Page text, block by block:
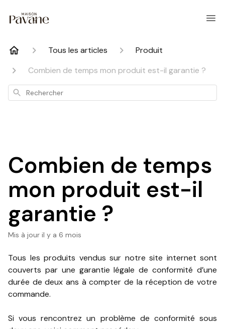
Tous les articles
Produit
Combien de temps mon produit est-il garantie ?
Rechercher
Combien de temps
mon produit est-il
garantie ?
Mis à jour il y a 6 mois
Tous les produits vendus sur notre site internet sont
couverts par une garantie légale de conformité d’une
durée de deux ans à compter de la réception de votre
commande.
Si vous rencontrez un problème de conformité sous